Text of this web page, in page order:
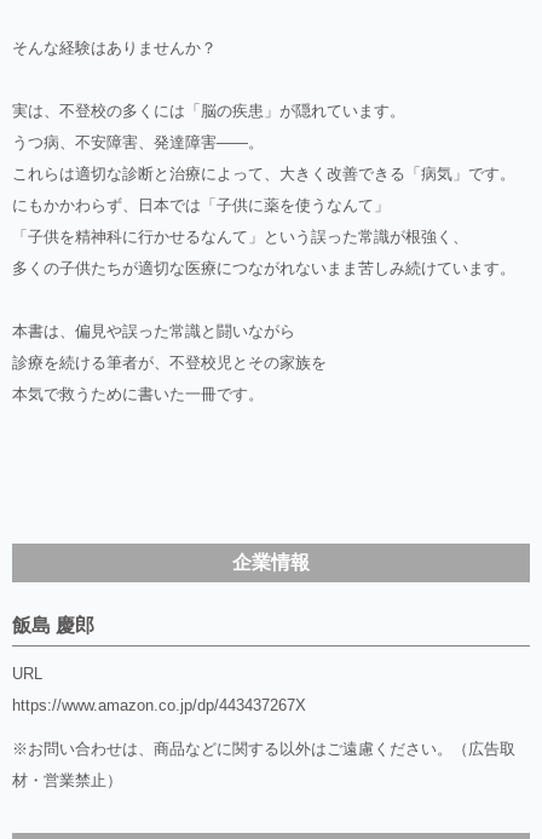
そんな経験はありませんか？
実は、不登校の多くには「脳の疾患」が隠れています。
うつ病、不安障害、発達障害——。
これらは適切な診断と治療によって、大きく改善できる「病気」です。
にもかかわらず、日本では「子供に薬を使うなんて」
「子供を精神科に行かせるなんて」という誤った常識が根強く、
多くの子供たちが適切な医療につながれないまま苦しみ続けています。
本書は、偏見や誤った常識と闘いながら
診療を続ける筆者が、不登校児とその家族を
本気で救うために書いた一冊です。
企業情報
飯島 慶郎
URL
https://www.amazon.co.jp/dp/443437267X
※お問い合わせは、商品などに関する以外はご遠慮ください。（広告取
材・営業禁止）